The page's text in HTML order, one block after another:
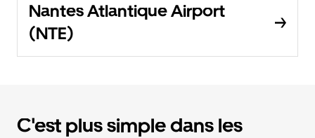
Nantes Atlantique Airport
(NTE)
C'est plus simple dans les